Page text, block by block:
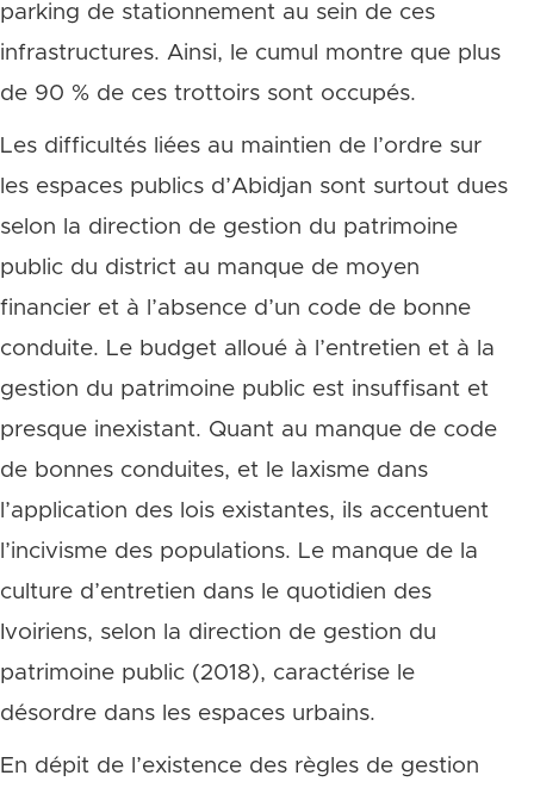
parking de stationnement au sein de ces
infrastructures. Ainsi, le cumul montre que plus
de 90 % de ces trottoirs sont occupés.
Les difficultés liées au maintien de l’ordre sur
les espaces publics d’Abidjan sont surtout dues
selon la direction de gestion du patrimoine
public du district au manque de moyen
financier et à l’absence d’un code de bonne
conduite. Le budget alloué à l’entretien et à la
gestion du patrimoine public est insuffisant et
presque inexistant. Quant au manque de code
de bonnes conduites, et le laxisme dans
l’application des lois existantes, ils accentuent
l’incivisme des populations. Le manque de la
culture d’entretien dans le quotidien des
Ivoiriens, selon la direction de gestion du
patrimoine public (2018), caractérise le
désordre dans les espaces urbains.
En dépit de l’existence des règles de gestion